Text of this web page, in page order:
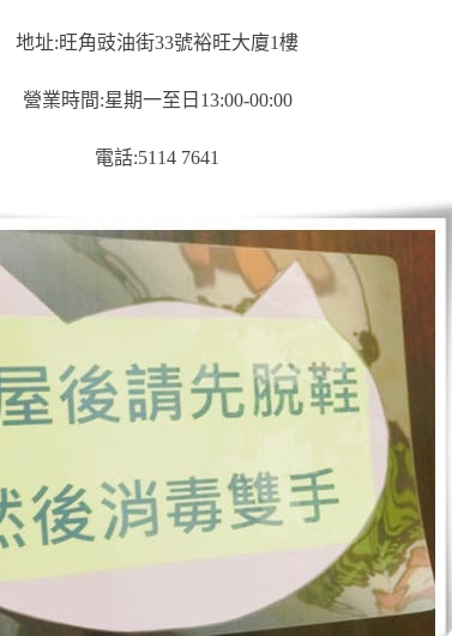
地址:旺角豉油街33號裕旺大廈1樓
營業時間:星期一至日13:00-00:00
電話:5114 7641